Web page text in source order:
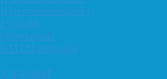
Klubbmesterskapet i
Lynsjakk
Høst-konrad
KM i Hurtigsjakk
Vår-konrad